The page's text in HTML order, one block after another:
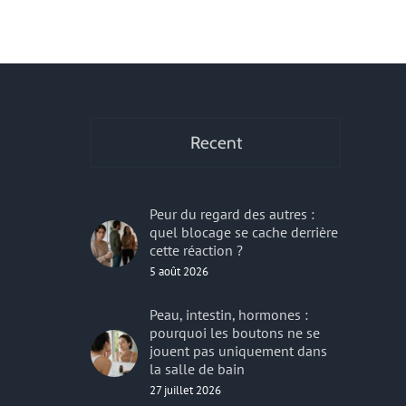
Recent
Peur du regard des autres :
quel blocage se cache derrière
cette réaction ?
5 août 2026
Peau, intestin, hormones :
pourquoi les boutons ne se
jouent pas uniquement dans
la salle de bain
27 juillet 2026